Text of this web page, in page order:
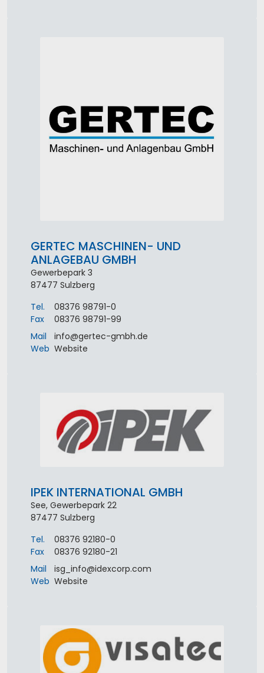
GERTEC MASCHINEN- UND
ANLAGEBAU GMBH
Gewerbepark 3
87477 Sulzberg
Tel.
08376 98791-0
Fax
08376 98791-99
Mail
info@gertec-gmbh.de
Web Website
IPEK INTERNATIONAL GMBH
See, Gewerbepark 22
87477 Sulzberg
Tel.
08376 92180-0
Fax
08376 92180-21
Mail
isg_info@idexcorp.com
Web Website